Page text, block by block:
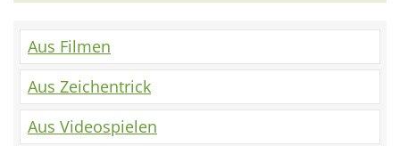
Aus Filmen
Aus Zeichentrick
Aus Videospielen